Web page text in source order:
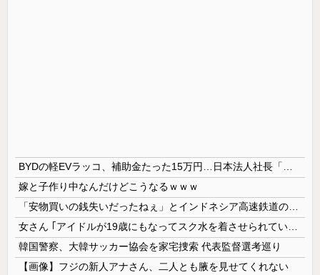
嫁と子作り中なんだけどこうなるｗｗｗ
韓国警察、大韓サッカー協会を家宅捜索 代表監督選考巡り
【画像】フジの新人アナさん、二人とも腋を見せてくれない